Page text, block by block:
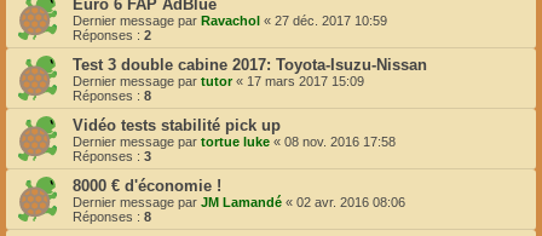
Euro 6 FAP AdBlue
Dernier message par Ravachol « 27 déc. 2017 10:59
Réponses : 2
Test 3 double cabine 2017: Toyota-Isuzu-Nissan
Dernier message par tutor« 17 mars 2017 15:09
Réponses : 8
Vidéo tests stabilité pick up
Dernier message par tortue luke « 08 nov. 2016 17:58
Réponses : 3
8000 € d'économie !
Dernier message par JM Lamandé « 02 avr. 2016 08:06
Réponses : 8